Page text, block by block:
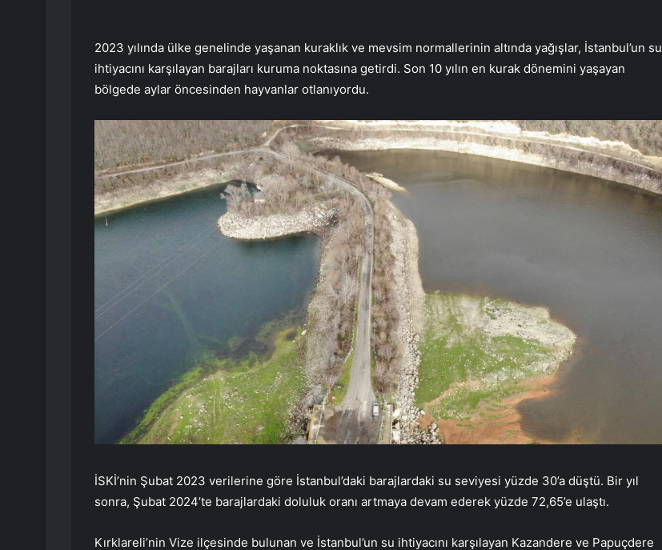
2023 yılında ülke genelinde yaşanan kuraklık ve mevsim normallerinin altında yağışlar, İstanbul’un su
ihtiyacını karşılayan barajları kuruma noktasına getirdi. Son 10 yılın en kurak dönemini yaşayan
bölgede aylar öncesinden hayvanlar otlanıyordu.
İSKİ’nin Şubat 2023 verilerine göre İstanbul’daki barajlardaki su seviyesi yüzde 30’a düştü. Bir yıl
sonra, Şubat 2024’te barajlardaki doluluk oranı artmaya devam ederek yüzde 72,65’e ulaştı.
Kırklareli’nin Vize ilçesinde bulunan ve İstanbul’un su ihtiyacını karşılayan Kazandere ve Papuçdere